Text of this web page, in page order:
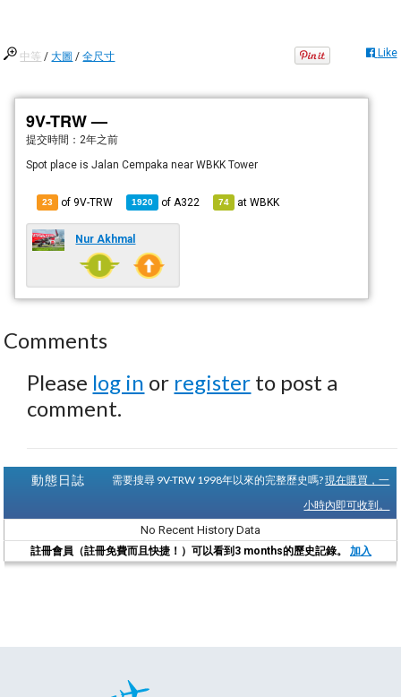
中等 /大圖 /全尺寸 Like
9V-TRW —
提交時間： 2年之前
Spot place is Jalan Cempaka near WBKK Tower
23 of 9V-TRW 1920 of A322 74 atWBKK
Nur Akhmal
Comments
Please log in or register to post a
comment.
動態日誌 需要搜尋 9V-TRW 1998年以來的完整歷史嗎?現在購買，一
小時內即可收到。
No Recent History Data
註冊會員（註冊免費而且快捷！）可以看到3 months的歷史記錄。 加入